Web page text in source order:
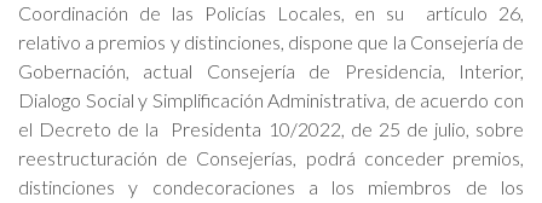
Coordinación de las Policías Locales, en su artículo 26,
relativo a premios y distinciones, dispone que la Consejería de
Gobernación, actual Consejería de Presidencia, Interior,
Dialogo Social y Simplificación Administrativa, de acuerdo con
el Decreto de la Presidenta 10/2022, de 25 de julio, sobre
reestructuración de Consejerías, podrá conceder premios,
distinciones y condecoraciones a los miembros de los